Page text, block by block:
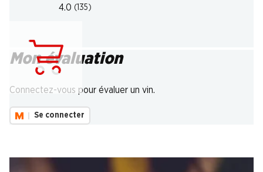
4.0 (135)
Mon évaluation
Connectez-vous pour évaluer un vin.
Se connecter